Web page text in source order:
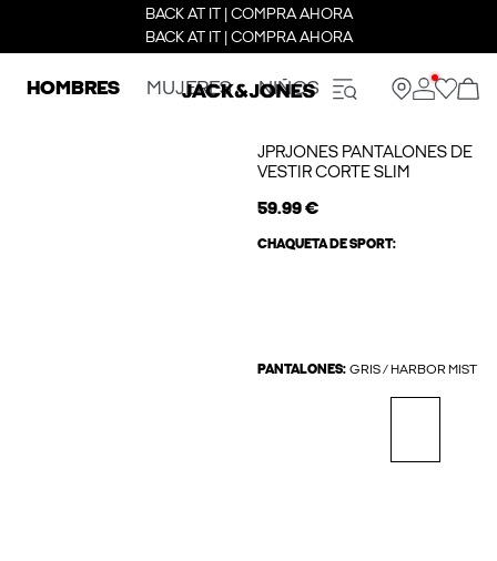
BACK AT IT | COMPRA AHORA
BACK AT IT | COMPRA AHORA
HOMBRES MUJERES NIÑOS
JPRJONES PANTALONES DE
VESTIR CORTE SLIM
59.99 €
CHAQUETA DE SPORT:
PANTALONES: GRIS / HARBOR MIST